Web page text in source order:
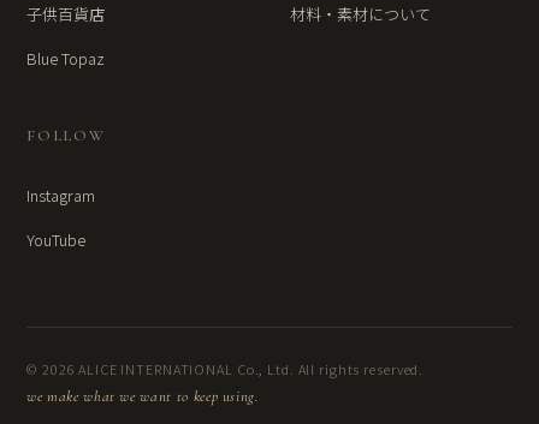
子供百貨店
Blue Topaz
材料・素材について
FOLLOW
Instagram
YouTube
© 2026 ALICE INTERNATIONAL Co., Ltd. All rights reserved.
we make what we want to keep using.